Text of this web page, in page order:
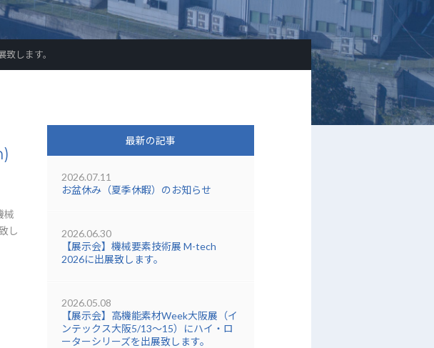
します。
械
し
最新の記事
2026.07.11
お盆休み（夏季休暇）のお知らせ
2026.06.30
【展示会】機械要素技術展 M-tech
2026に出展致します。
2026.05.08
【展示会】高機能素材Week大阪展（イ
ンテックス大阪5/13～15）にハイ・ロ
ーターシリーズを出展致します。